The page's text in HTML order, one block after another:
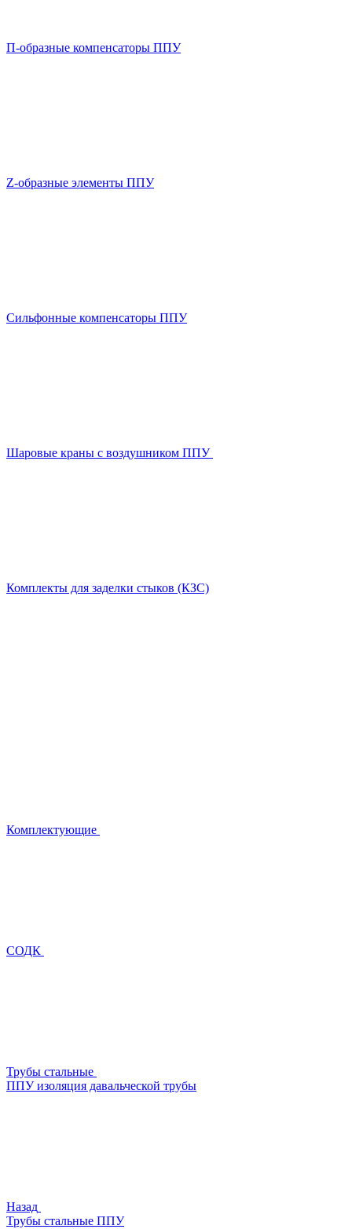
П-образные компенсаторы ППУ
Z-образные элементы ППУ
Сильфонные компенсаторы ППУ
Шаровые краны с воздушником ППУ
Комплекты для заделки стыков (КЗС)
Комплектующие
СОДК
Трубы стальные
ППУ изоляция давальческой трубы
Назад
Трубы стальные ППУ